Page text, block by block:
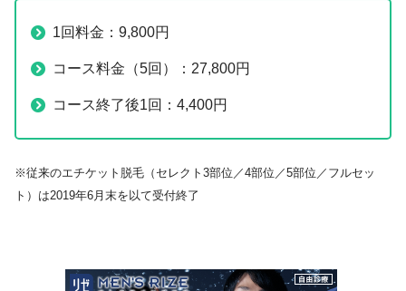
1回料金：9,800円
コース料金（5回）：27,800円
コース終了後1回：4,400円
※従来のエチケット脱毛（セレクト3部位／4部位／5部位／フルセッ
ト）は2019年6月末を以て受付終了